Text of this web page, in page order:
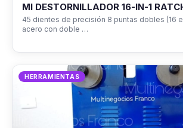
MI DESTORNILLADOR 16-IN-1
45 dientes de precisión 8 puntas dobles (16
acero con doble …
HERRAMIENTAS